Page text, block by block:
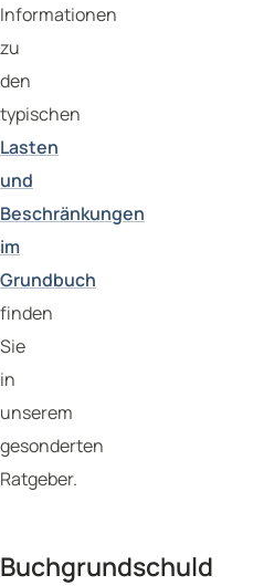
Informationen
zu
den
typischen
Lasten
und
Beschränkungen
im
Grundbuch
finden
Sie
in
unserem
gesonderten
Ratgeber.
Buchgrundschuld